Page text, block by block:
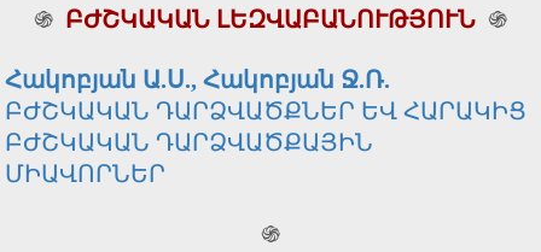
֍ ԲԺՇԿԱԿԱՆ ԼԵԶՎԱԲԱՆՈՒԹՅՈՒՆ ֍
Հակոբյան Ա.Ս., Հակոբյան Ջ.Ռ.
ԲԺՇԿԱԿԱՆ ԴԱՐՁՎԱԾՔՆԵՐ ԵՎ ՀԱՐԱԿԻՑ
ԲԺՇԿԱԿԱՆ ԴԱՐՁՎԱԾՔԱՅԻՆ
ՄԻԱՎՈՐՆԵՐ
֍